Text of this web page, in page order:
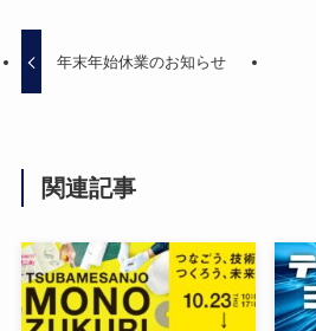
年末年始休業のお知らせ
関連記事